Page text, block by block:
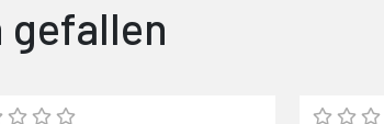
gefallen